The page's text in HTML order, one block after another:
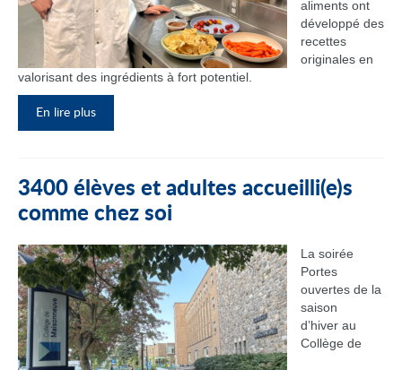
aliments ont
développé des
recettes
originales en
valorisant des ingrédients à fort potentiel.
En lire plus
3400 élèves et adultes accueilli(e)s
comme chez soi
La soirée
Portes
ouvertes de la
saison
d’hiver au
Collège de